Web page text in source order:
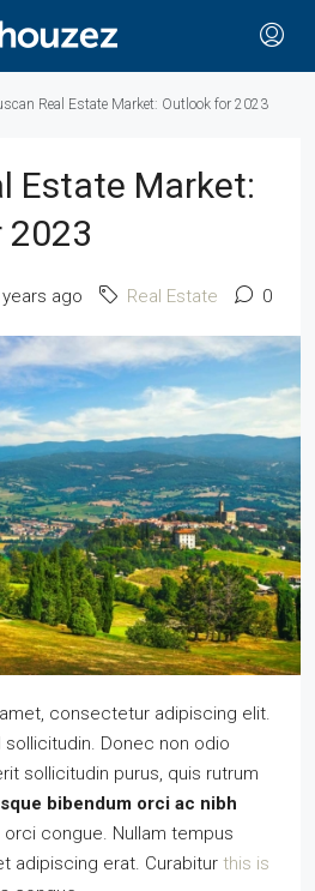
Real Estate Market: Outlook for 2023
Estate Market:
2023
years ago Real Estate 0
consectetur adipiscing elit.
Donec non odio
sollicitudin purus, quis rutrum
bibendum orci ac nibh
orci congue. Nullam tempus
adipiscing erat. Curabitur this is